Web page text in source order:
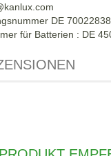
DE 70022838
für Batterien : DE